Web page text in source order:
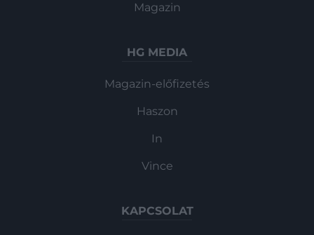
Magazin
HG MEDIA
Magazin-előfizetés
Haszon
In
Vince
KAPCSOLAT